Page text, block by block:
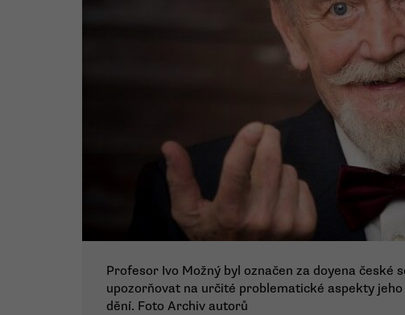
Profesor Ivo Možný byl označen za doyena české
upozorňovat na určité problematické aspekty
dění. Foto Archiv autorů